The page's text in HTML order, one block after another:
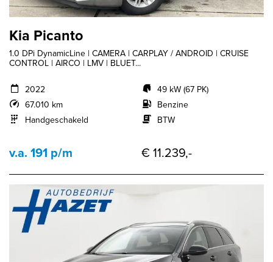
Kia Picanto
1.0 DPi DynamicLine | CAMERA | CARPLAY / ANDROID | CRUISE
CONTROL | AIRCO | LMV | BLUET...
2022
67.010 km
Handgeschakeld
49 kW (67 PK)
Benzine
BTW
v.a. 191 p/m € 11.239,-